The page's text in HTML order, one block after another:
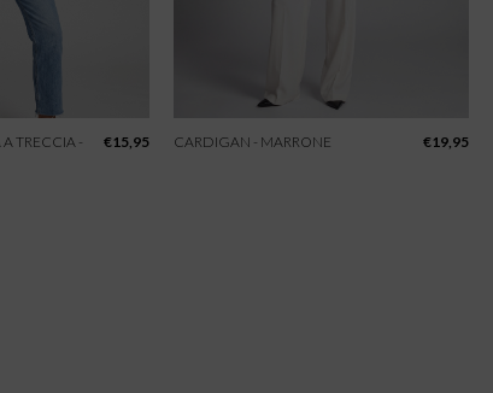
TRECCIA -
€15,95 CARDIGAN - MARRONE €19,95